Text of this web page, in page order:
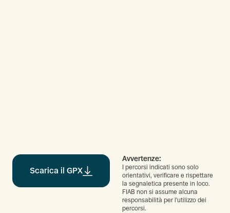
Scarica il GPX
Avvertenze:
I percorsi indicati sono solo
orientativi, verificare e rispettare
la segnaletica presente in loco.
FIAB non si assume alcuna
responsabilità per l'utilizzo dei
percorsi.